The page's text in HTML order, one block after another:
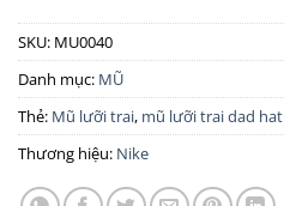
SKU: MU0040
Danh mục: MŨ
Thẻ: Mũ lưỡi trai, mũ lưỡi trai dad hat
Thương hiệu: Nike